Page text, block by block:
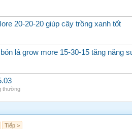
20-20-20 giúp cây trồng xanh tốt
lá grow more 15-30-15 tăng năng
thường
Tiếp >